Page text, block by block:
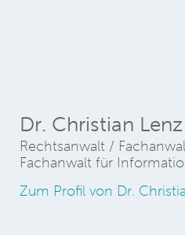
Dr. Christian Lenz
Rechtsanwalt /
Fachanwalt für
Zum Profil von Dr.